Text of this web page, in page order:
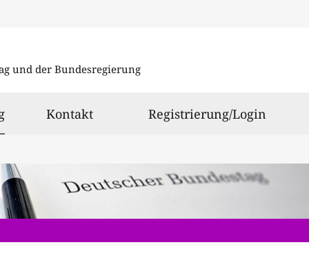
und der Bundesregierung
ausgewählt
Kontakt Registrierung/Login